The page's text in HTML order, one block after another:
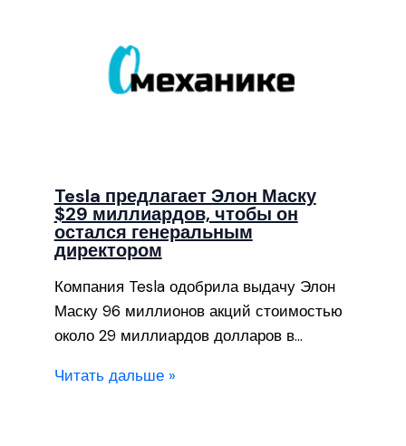
Tesla предлагает Элон Маску
$29 миллиардов, чтобы он
остался генеральным
директором
Компания Tesla одобрила выдачу Элон
Маску 96 миллионов акций стоимостью
около 29 миллиардов долларов в…
Читать дальше »